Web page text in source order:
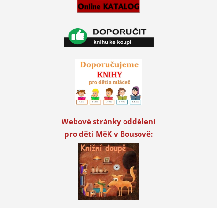
Webové stránky oddělení
pro děti MěK v Bousově: